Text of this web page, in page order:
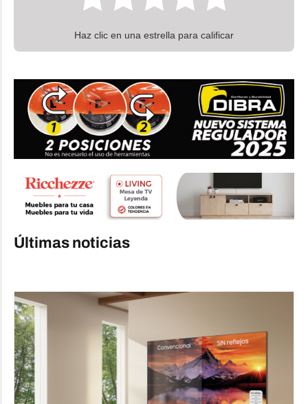
Haz clic en una estrella para calificar
Últimas noticias